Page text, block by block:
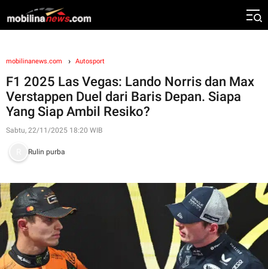
mobilinanews.com Autosport
F1 2025 Las Vegas: Lando Norris dan Max
Verstappen Duel dari Baris Depan. Siapa
Yang Siap Ambil Resiko?
Sabtu, 22/11/2025 18:20 WIB
Rulin purba